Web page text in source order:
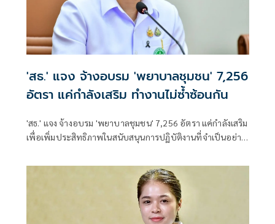
'สธ.' แจง จ้างอบรม 'พยาบาลชุมชน' 7,256
อัตรา แค่กำลังเสริม ทำงานไม่ซ้ำซ้อนกัน
'สธ.' แจง จ้างอบรม 'พยาบาลชุมชน' 7,256 อัตรา แค่กำลังเสริม
เพื่อเพิ่มประสิทธิภาพในสนับสนุนการปฏิบัติงานที่จำเป็นอย่าง